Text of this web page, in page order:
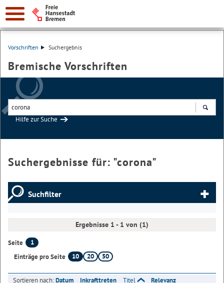
Vorschriften Suchergebnis
Bremische Vorschriften
Hilfe zur Suche
Suchergebnisse für: "corona"
Suchfilter
Ergebnisse 1 - 1 von (1)
Seite
1
Einträge pro Seite
10 20 50
Sortieren nach:Datum Inkrafttreten Titel Relevanz